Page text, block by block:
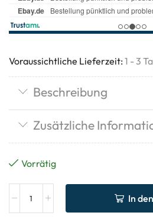
Voraussichtliche Lieferzeit: 1 - 3
Beschreibung
Zusätzliche
Vorrätig
In